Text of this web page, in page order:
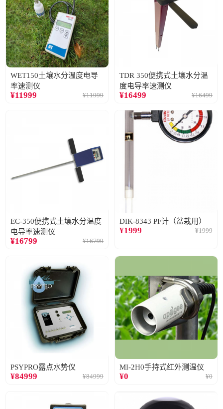
WET150土壤水分温度电导
率速测仪
¥11999 ¥11999
TDR 350便携式土壤水分温
度电导率速测仪
¥16499 ¥16499
EC-350便携式土壤水分温度
电导率速测仪
¥16799 ¥16799
DIK-8343 PF计（盆栽用）
¥1999 ¥1999
PSYPRO露点水势仪
¥84999 ¥84999
MI-2H0手持式红外测温仪
¥0 ¥0